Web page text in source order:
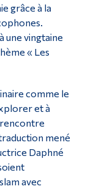
grâce à la
une vingtaine
« Les
comme le
et à
rencontre
mené
Daphné
avec